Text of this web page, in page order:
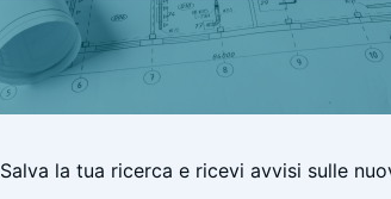
Salva la tua ricerca e ricevi avvisi sulle